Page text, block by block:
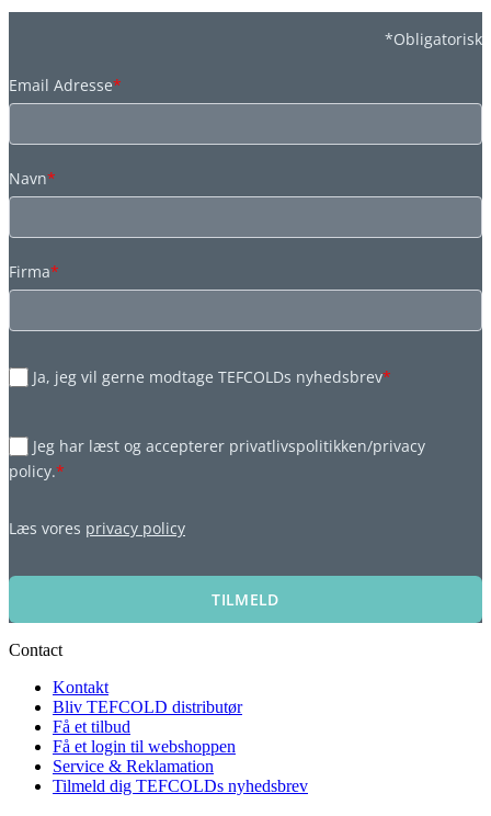
*Obligatorisk
Email Adresse*
Navn*
Firma*
Ja, jeg vil gerne modtage TEFCOLDs nyhedsbrev*
Jeg har læst og accepterer privatlivspolitikken/privacy
policy.*
Læs vores privacy policy
TILMELD
Contact
Kontakt
Bliv TEFCOLD distributør
Få et tilbud
Få et login til webshoppen
Service & Reklamation
Tilmeld dig TEFCOLDs nyhedsbrev